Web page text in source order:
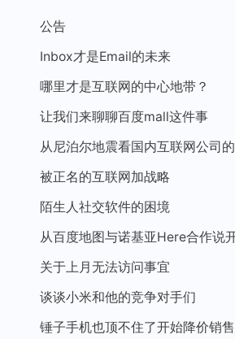
公告
Inbox才是Email的未来
哪里才是互联网的中心地带？
让我们来聊聊百度mall这件事
从尼泊尔地震看国内互联网公司
被正名的互联网加战略
陌生人社交软件的困境
从百度地图与诺基亚Here合作说
关于上月无法访问事宜
谈谈小米和他的竞争对手们
锤子手机也顶不住了开始降价销售